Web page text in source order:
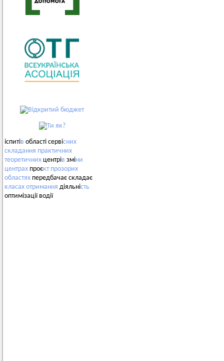
іспитів області сервісних
складання практичних
теоретичних центрів зміни
центрах проєкт прозорих
областях передбачає складає
класах отримання діяльність
оптимізації водії